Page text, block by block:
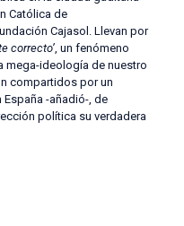
Católica de
Cajasol. Llevan por
correcto’, un fenómeno
mega-ideología de nuestro
compartidos por un
-añadió-, de
política su verdadera